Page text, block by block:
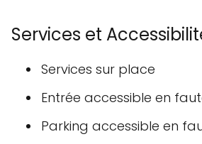
Services et
Services sur place
Entrée accessible en
Parking accessible en